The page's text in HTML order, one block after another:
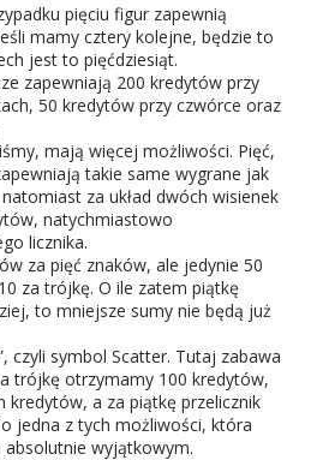
pięciu figur zapewnią
mamy cztery kolejne, będzie to
jest to pięćdziesiąt.
zapewniają 200 kredytów przy
50 kredytów przy czwórce oraz
mają więcej możliwości. Pięć,
takie same wygrane jak
za układ dwóch wisienek
natychmiastowo
licznika.
za pięć znaków, ale jedynie 50
za trójkę. O ile zatem piątkę
to mniejsze sumy nie będą już
czyli symbol Scatter. Tutaj zabawa
trójkę otrzymamy 100 kredytów,
kredytów, a za piątkę przelicznik
jedna z tych możliwości, która
wyjątkowym.